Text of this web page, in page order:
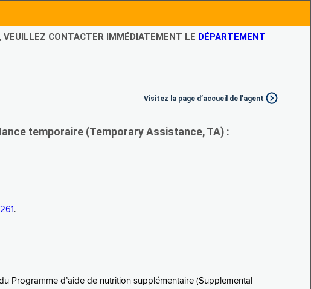
VEUILLEZ CONTACTER IMMÉDIATEMENT LE DÉPARTEMENT
Visitez la page d’accueil de l’agent
temporaire (Temporary Assistance, TA) :
.
Programme d’aide de nutrition supplémentaire (Supplemental